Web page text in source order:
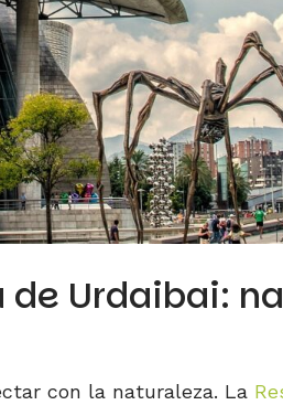
de Urdaibai:
con la naturaleza. La